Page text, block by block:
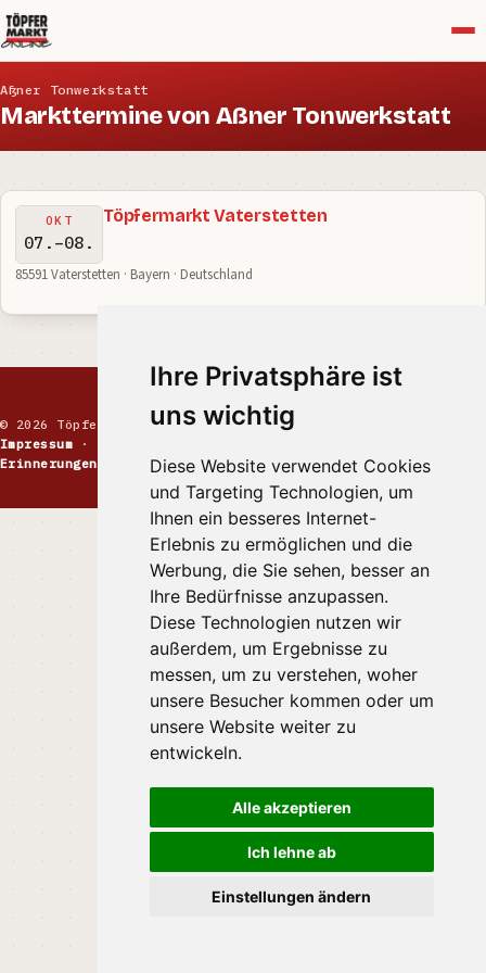
Ihre Privatsphäre ist
uns wichtig
Diese Website verwendet Cookies
und Targeting Technologien, um
Ihnen ein besseres Internet-
Erlebnis zu ermöglichen und die
Werbung, die Sie sehen, besser an
Ihre Bedürfnisse anzupassen.
Diese Technologien nutzen wir
außerdem, um Ergebnisse zu
messen, um zu verstehen, woher
unsere Besucher kommen oder um
unsere Website weiter zu
entwickeln.
Alle akzeptieren
Ich lehne ab
Einstellungen ändern
Aßner Tonwerkstatt
Markttermine von Aßner Tonwerkstatt
OKT
07.–08.
Töpfermarkt Vaterstetten
85591 Vaterstetten · Bayern · Deutschland
© 2026 Töpfermarkt · Handgemachte Keramik
Impressum ·
Erinnerungen